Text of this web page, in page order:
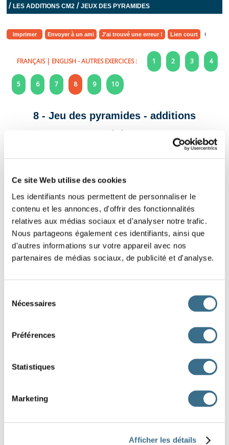
Ce site Web utilise des cookies
Les identifiants nous permettent de personnaliser le
contenu et les annonces, d'offrir des fonctionnalités
relatives aux médias sociaux et d'analyser notre trafic.
Nous partageons également ces identifiants, ainsi que
d'autres informations sur votre appareil avec nos
partenaires de médias sociaux, de publicité et d'analyse.
Nécessaires
Préférences
Statistiques
Marketing
Afficher les détails
/LES ADDITIONS CM2 /JEUX DES PYRAMIDES
Imprimer Envoyer à un ami J'ai trouvé une erreur ! Lien court
FRANÇAIS| ENGLISH- AUTRES EXERCICES : 1 2 3 4
5 6 7 8 9 10
8 - Jeu des pyramides - additions
Cm2/6ème
28